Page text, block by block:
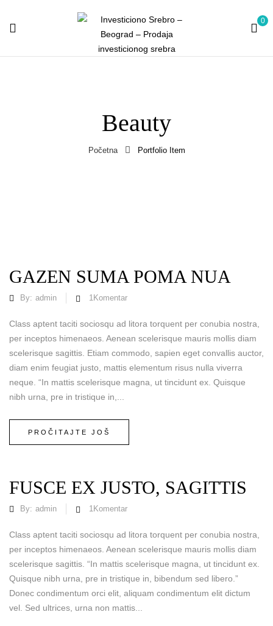
0
Beauty
Početna Portfolio Item
GAZEN SUMA POMA NUA
By: admin 1Komentar
Class aptent taciti sociosqu ad litora torquent per conubia nostra,
per inceptos himenaeos. Aenean scelerisque mauris mollis diam
scelerisque sagittis. Etiam commodo, sapien eget convallis auctor,
diam enim feugiat justo, mattis elementum risus nulla viverra
neque. “In mattis scelerisque magna, ut tincidunt ex. Quisque
nibh urna, pre in tristique in,...
PROČITAJTE JOŠ
FUSCE EX JUSTO, SAGITTIS
By: admin 1Komentar
Class aptent taciti sociosqu ad litora torquent per conubia nostra,
per inceptos himenaeos. Aenean scelerisque mauris mollis diam
scelerisque sagittis. “In mattis scelerisque magna, ut tincidunt ex.
Quisque nibh urna, pre in tristique in, bibendum sed libero.”
Donec condimentum orci elit, aliquam condimentum elit dictum
vel. Sed ultrices, urna non mattis...